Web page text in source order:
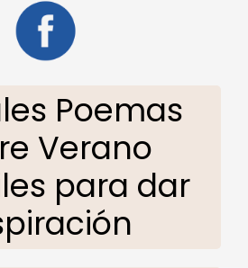
Poemas
Verano
para dar